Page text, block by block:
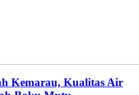
Kemarau, Kualitas Air